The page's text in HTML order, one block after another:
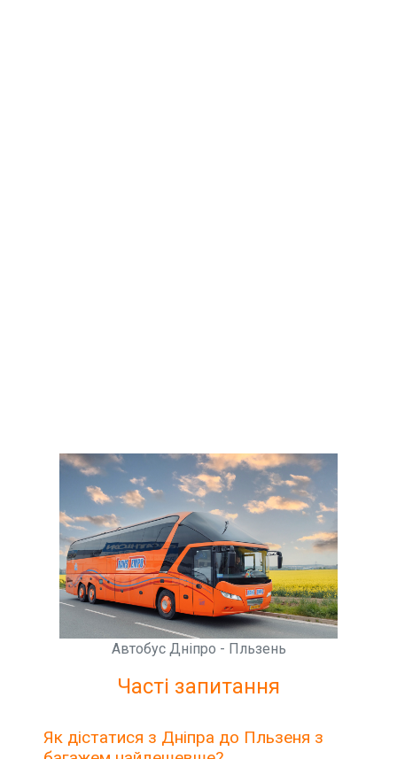
Автобус Дніпро - Пльзень
Часті запитання
Як дістатися з Дніпра до Пльзеня з